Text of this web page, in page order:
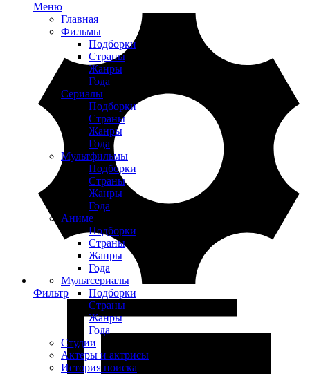
Меню
Главная
Фильмы
Подборки
Страны
Жанры
Года
Сериалы
Подборки
Страны
Жанры
Года
Мультфильмы
Подборки
Страны
Жанры
Года
Аниме
Подборки
Страны
Жанры
Года
Мультсериалы
Подборки
Страны
Жанры
Года
Студии
Актеры и актрисы
История поиска
Фильтр